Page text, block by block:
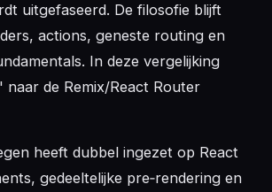
uitgefaseerd. De filosofie blijft
actions, geneste routing en
In deze vergelijking
naar de Remix/React Router
heeft dubbel ingezet op React
gedeeltelijke pre‑rendering en